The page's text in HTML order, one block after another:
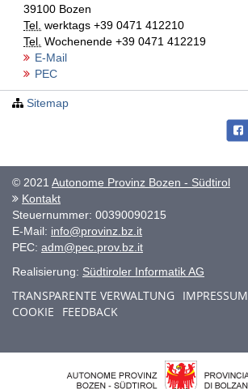
39100 Bozen
Tel. werktags +39 0471 412210
Tel. Wochenende +39 0471 412219
E-Mail
PEC
Sitemap
© 2021 Autonome Provinz Bozen - Südtirol
Kontakt
Steuernummer: 00390090215
E-Mail: info@provinz.bz.it
PEC: adm@pec.prov.bz.it
Realisierung: Südtiroler Informatik AG
TRANSPARENTE VERWALTUNG IMPRESSUM
COOKIE
FEEDBACK